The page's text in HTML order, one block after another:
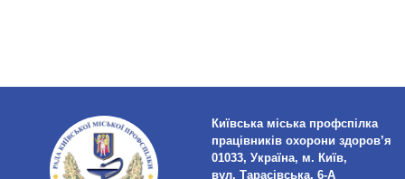
Київська міська профспілка
працівників охорони здоров’я
01033, Україна, м. Київ,
вул. Тарасівська, 6-А